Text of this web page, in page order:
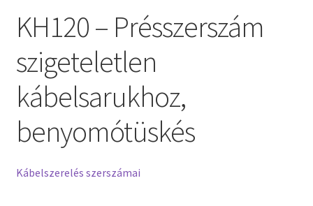
KH120 – Présszerszám
szigeteletlen
kábelsarukhoz,
benyomótüskés
Kábelszerelés szerszámai